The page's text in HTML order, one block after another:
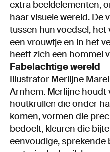
extra beeldelementen,
haar visuele wereld. De
tussen hun voedsel,
een vrouwtje en in het
heeft zich een hommel
Fabelachtige wereld
Illustrator Merlijne
Arnhem. Merlijne houdt
houtkrullen die onder
komen, vormen die
bedoelt, kleuren die
eenvoudige, sprekende